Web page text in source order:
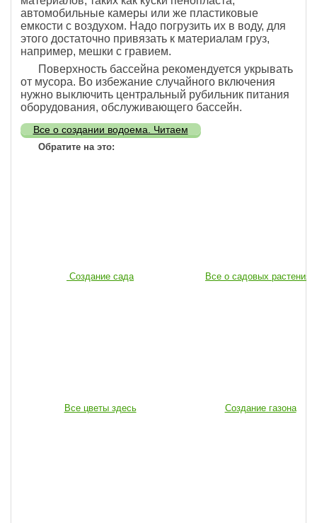
автомобильные камеры или же пластиковые
емкости с воздухом. Надо погрузить их в воду, для
этого достаточно привязать к материалам груз,
например, мешки с гравием.
Поверхность бассейна рекомендуется укрывать
от мусора. Во избежание случайного включения
нужно выключить центральный рубильник питания
оборудования, обслуживающего бассейн.
Все о создании водоема. Читаем
Обратите на это:
Создание сада Все о садовых растениях
Все цветы здесь Создание газона